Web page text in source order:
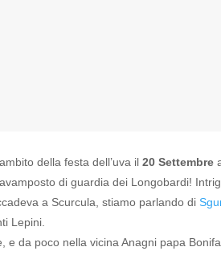
della festa dell’uva il20 Settembre
di guardia dei Longobardi!
a Scurcula, stiamo parlando di
Lepini.
e da poco nella vicina Anagni papa